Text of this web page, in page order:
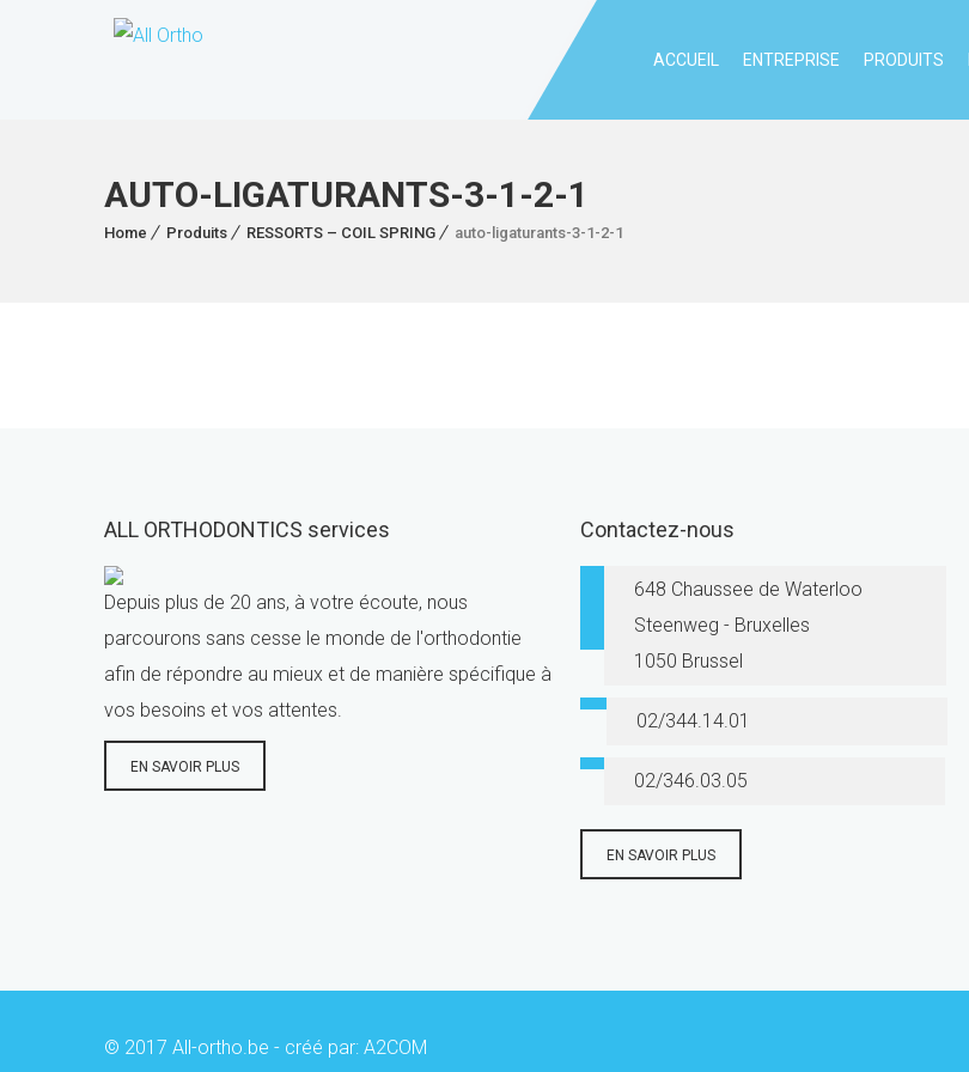
ACCUEIL ENTREPRISE PRODUITS
AUTO-LIGATURANTS-3-1-2-1
Home Produits RESSORTS – COIL SPRING auto-ligaturants-3-1-2-1
ALL ORTHODONTICS services
Depuis plus de 20 ans, à votre écoute, nous
parcourons sans cesse le monde de l'orthodontie
afin de répondre au mieux et de manière spécifique à
vos besoins et vos attentes.
EN SAVOIR PLUS
Contactez-nous
648 Chaussee de Waterloo
Steenweg - Bruxelles
1050 Brussel
02/344.14.01
02/346.03.05
EN SAVOIR PLUS
© 2017 All-ortho.be - créé par: A2COM